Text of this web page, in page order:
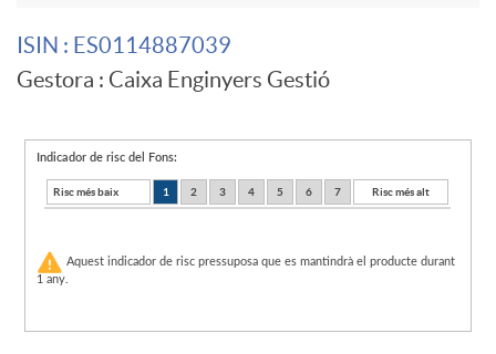
o
n
o
n
d
ISIN : ES0114887039
Gestora : Caixa Enginyers Gestió
Indicador de risc del Fons:
Risc més baix 1 2 3 4 5 6 7 Risc més alt
Aquest indicador de risc pressuposa que es mantindrà el producte durant
1 any.